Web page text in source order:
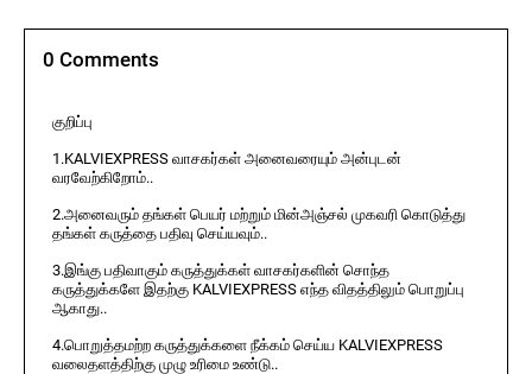
0 Comments
குறிப்பு
1.KALVIEXPRESS வாசகர்கள் அனைவரையும் அன்புடன்
வரவேற்கிறோம்..
2.அனைவரும் தங்கள் பெயர் மற்றும் மின்அஞ்சல் முகவரி கொடுத்து
தங்கள் கருத்தை பதிவு செய்யவும்..
3.இங்கு பதிவாகும் கருத்துக்கள் வாசகர்களின் சொந்த
கருத்துக்களே இதற்கு KALVIEXPRESS எந்த விதத்திலும் பொறுப்பு
ஆகாது..
4.பொறுத்தமற்ற கருத்துக்களை நீக்கம் செய்ய KALVIEXPRESS
வலைதளத்திற்கு முழு உரிமை உண்டு..